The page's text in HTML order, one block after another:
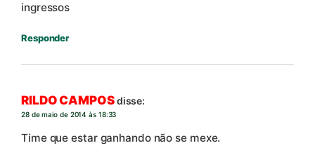
ingressos
Responder
RILDO CAMPOSdisse:
28 de maio de 2014 às 18:33
Time que estar ganhando não se mexe.